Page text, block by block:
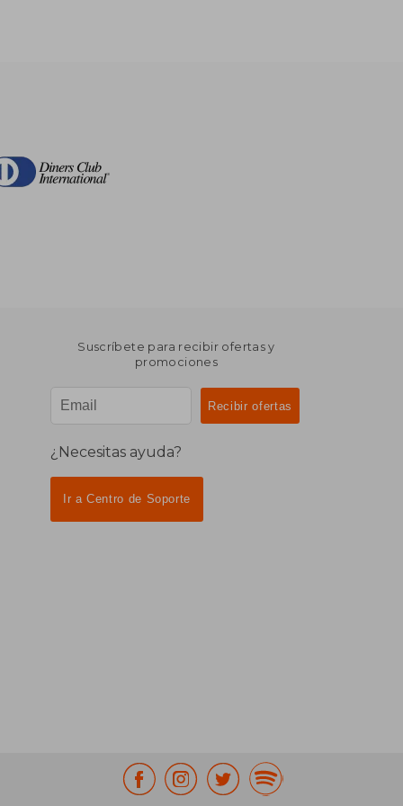
Suscríbete para recibir ofertas y
promociones
¿Necesitas ayuda?
Ir a Centro de Soporte